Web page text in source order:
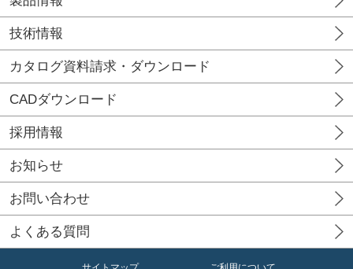
技術情報
カタログ資料請求・ダウンロード
CADダウンロード
採用情報
お知らせ
お問い合わせ
よくある質問